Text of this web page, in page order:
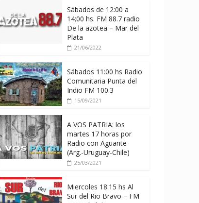
Sábados de 12:00 a
14;00 hs. FM 88.7 radio
De la azotea – Mar del
Plata
21/06/2022
Sábados 11:00 hs Radio
Comunitaria Punta del
Indio FM 100.3
15/09/2021
A VOS PATRIA: los
martes 17 horas por
Radio con Aguante
(Arg.-Uruguay-Chile)
25/03/2021
Miercoles 18:15 hs Al
Sur del Rio Bravo – FM